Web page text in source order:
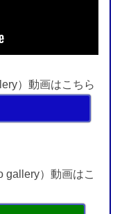
）動画はこちら
）動画はこ